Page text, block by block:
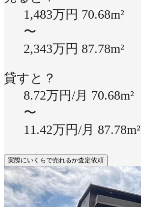
1,483万円 70.68m²
〜
2,343万円 87.78m²
貸すと？
8.72万円/月 70.68m²
〜
11.42万円/月 87.78m²
実際にいくらで売れるか査定依頼